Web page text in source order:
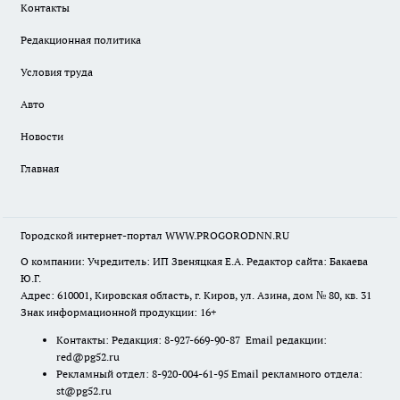
Контакты
Редакционная политика
Условия труда
Авто
Новости
Главная
Городской интернет-портал WWW.PROGORODNN.RU
О компании: Учредитель: ИП Звеняцкая Е.А. Редактор сайта: Бакаева
Ю.Г.
Адрес: 610001, Кировская область, г. Киров, ул. Азина, дом № 80, кв. 31
Знак информационной продукции: 16+
Контакты: Редакция: 8-927-669-90-87 Email редакции:
red@pg52.ru
Рекламный отдел: 8-920-004-61-95 Email рекламного отдела:
st@pg52.ru